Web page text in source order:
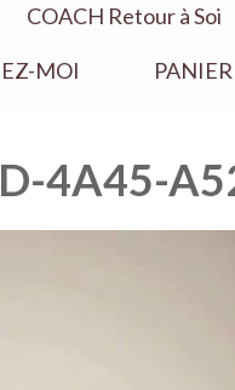
COACH Retour à Soi
MOI PANIER
4A45-